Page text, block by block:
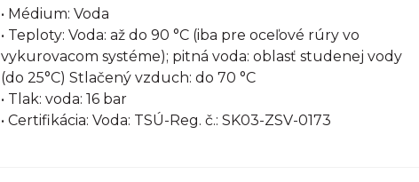
• Médium: Voda
• Teploty: Voda: až do 90 °C (iba pre oceľové rúry vo
vykurovacom systéme); pitná voda: oblasť studenej vody
(do 25°C) Stlačený vzduch: do 70 °C
• Tlak: voda: 16 bar
• Certifikácia: Voda: TSÚ-Reg. č.: SK03-ZSV-0173